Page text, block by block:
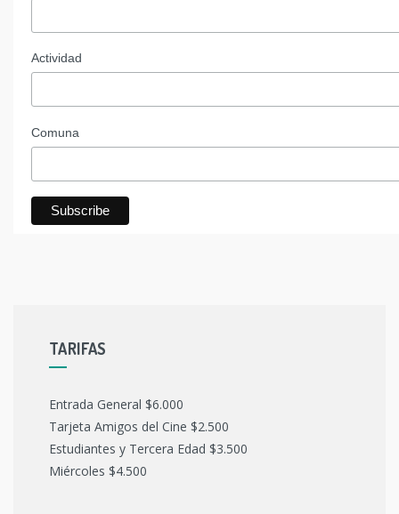
Actividad
Comuna
TARIFAS
Entrada General $6.000
Tarjeta Amigos del Cine $2.500
Estudiantes y Tercera Edad $3.500
Miércoles $4.500